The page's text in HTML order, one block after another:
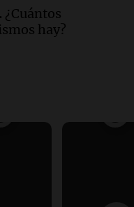
¿Cuántos
hay?